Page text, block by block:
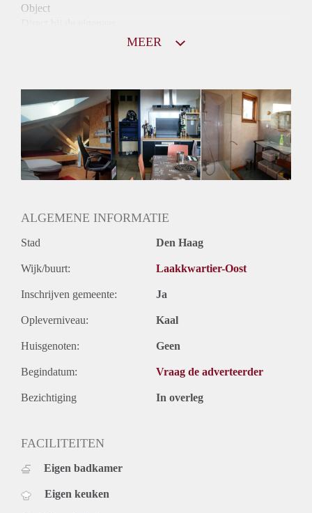
Object
Huurtoeslag
Mogelijk
Inkomen eis
Huurtermijn
Onbepaalde termijn
Oplevering
MEER
ALGEMENE INFORMATIE
Stad Den Haag
Wijk/buurt: Laakkwartier-Oost
Inschrijven gemeente: Ja
Opleverniveau: Kaal
Huisgenoten: Geen
Begindatum: Vraag de adverteerder
Bezichtiging In overleg
FACILITEITEN
Eigen badkamer
Eigen keuken